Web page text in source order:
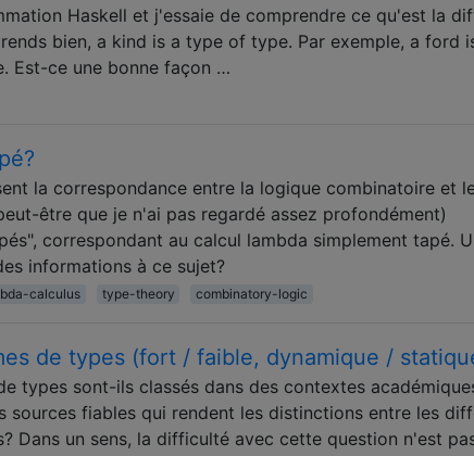
Haskell et j'essaie de comprendre ce qu'est la
bien, a kind is a type of type. Par exemple, a ford
Est-ce une bonne façon …
la correspondance entre la logique combinatoire et
être que je n'ai pas regardé assez profondément)
correspondant au calcul lambda simplement tapé.
informations à ce sujet?
calculus type-theory combinatory-logic
de types (fort / faible, dynamique /
types sont-ils classés dans des contextes
sources fiables qui rendent les distinctions entre les
Dans un sens, la difficulté avec cette question n'est